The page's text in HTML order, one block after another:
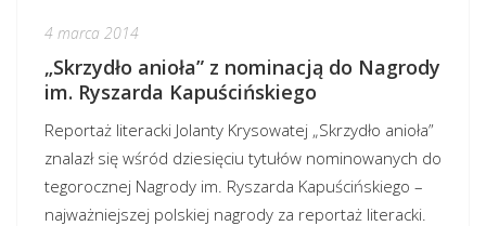
4 marca 2014
„Skrzydło anioła” z nominacją do Nagrody
im. Ryszarda Kapuścińskiego
Reportaż literacki Jolanty Krysowatej „Skrzydło anioła”
znalazł się wśród dziesięciu tytułów nominowanych do
tegorocznej Nagrody im. Ryszarda Kapuścińskiego –
najważniejszej polskiej nagrody za reportaż literacki.